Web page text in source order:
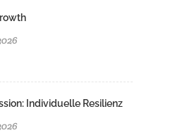
Individuelle Resilienz